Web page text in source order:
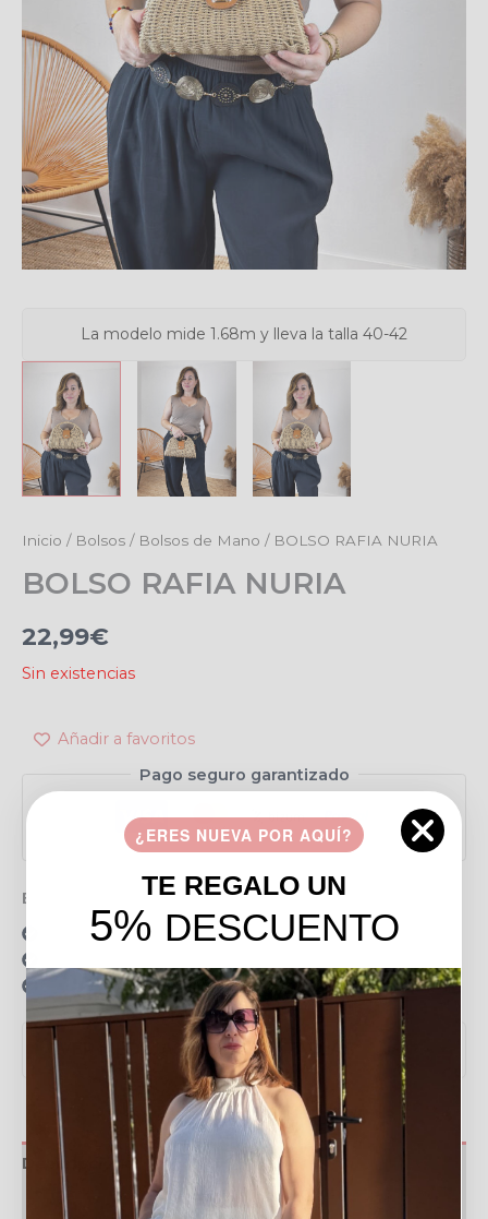
La modelo mide 1.68m y lleva la talla 40-42
Inicio / Bolsos / Bolsos de Mano / BOLSO RAFIA NURIA
BOLSO RAFIA NURIA
22,99€
Sin existencias
Añadir a favoritos
Pago seguro garantizado
Envío gratis en pedidos de más de 49 €
15 días para realizar devoluciones
Recogida en tienda gratis
VER MEDIDAS Y GUÍA DE TALLAS
Descripción
Valoraciones (0)
¿ERES NUEVA POR AQUÍ?
TE REGALO UN
5% DESCUENTO